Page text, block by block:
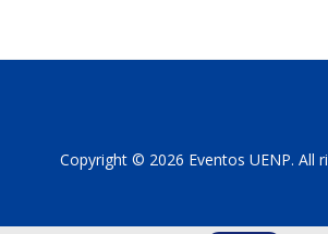
Copyright © 2026 Eventos UENP. All